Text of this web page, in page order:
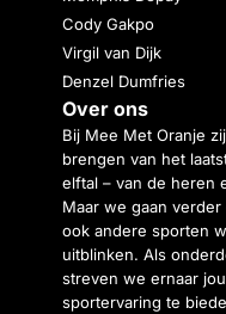
Cody Gakpo
Virgil van Dijk
Denzel Dumfries
Over ons
Bij Mee Met Oranje
brengen van het
elftal – van de heren
Maar we gaan
ook andere sporten
uitblinken. Als
streven we ernaar
sportervaring te